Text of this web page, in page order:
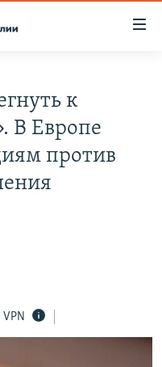
к
В Европе
против